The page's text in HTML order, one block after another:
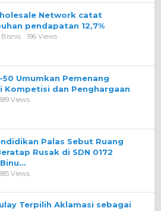
Network catat
pendapatan 12,7%
Bisnis 196 Views
50 Umumkan Pemenang
Kompetisi dan Penghargaan
189 Views
Palas Sebut Ruang
Rusak di SDN 0172
185 Views
Terpilih Aklamasi sebagai